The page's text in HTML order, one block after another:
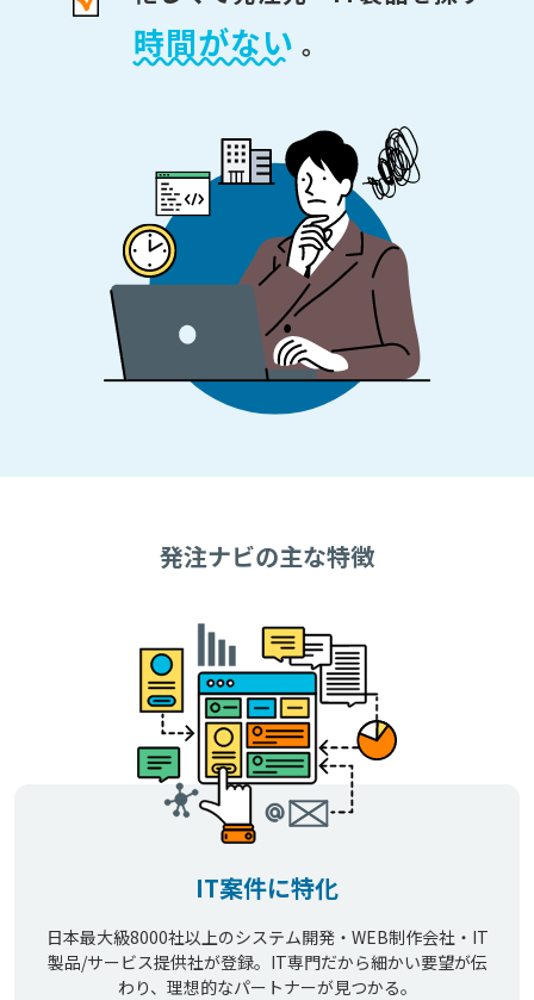
時間がない 。
発注ナビの主な特徴
IT案件に特化
日本最大級8000社以上のシステム開発・WEB制作会社・IT
製品/サービス提供社が登録。IT専門だから細かい要望が伝
わり、理想的なパートナーが見つかる。